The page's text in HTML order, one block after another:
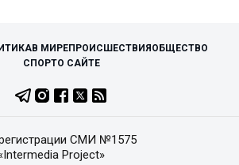
В МИРЕПРОИСШЕСТВИЯ ОБЩЕСТВО
СПОРТО САЙТЕ
СМИ №1575
Project»